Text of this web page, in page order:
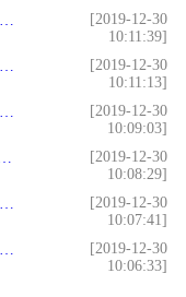
[2019-12-30
10:11:39]
[2019-12-30
10:11:13]
[2019-12-30
10:09:03]
[2019-12-30
10:08:29]
[2019-12-30
10:07:41]
[2019-12-30
10:06:33]